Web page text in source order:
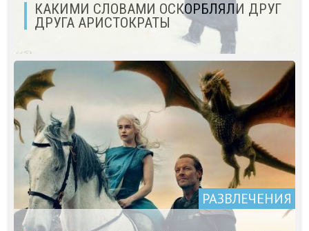
КАКИМИ СЛОВАМИ ОСКОРБЛЯЛИ ДРУГ
ДРУГА АРИСТОКРАТЫ
РАЗВЛЕЧЕНИЯ